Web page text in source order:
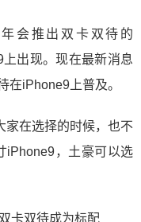
会推出双卡双待的
出现。现在最新消息
在iPhone9上普及。
家在选择的时候，也不
iPhone9，土豪可以选